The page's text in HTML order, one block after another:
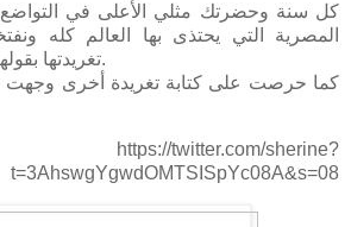
كل سنة وحضرتك مثلي الأعلى في التواضع
المصرية التي يحتذى بها العالم كله
تغريدتها بقولها يا حنونة يا طيبة بحبك.
كما حرصت على كتابة تغريدة أخرى وجهت
https://twitter.com/sherine?
t=3AhswgYgwdOMTSISpYc08A&s=08